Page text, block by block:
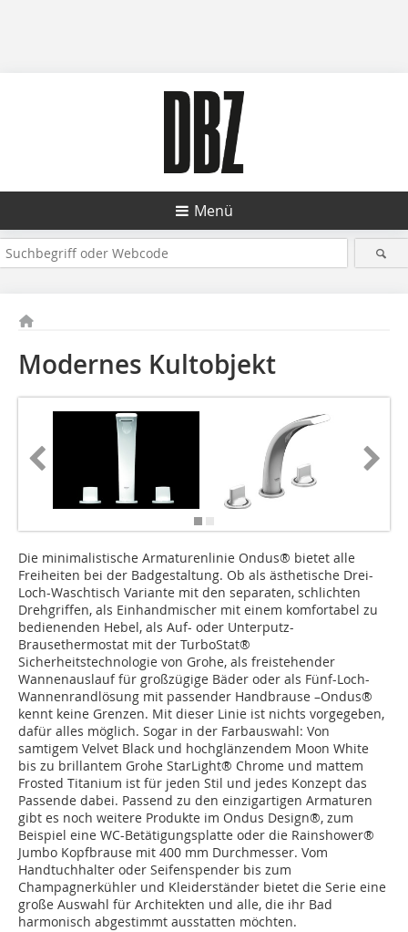
Menü
Modernes Kultobjekt
Die minimalistische Armaturenlinie Ondus® bietet alle
Freiheiten bei der Badgestaltung. Ob als ästhetische Drei-
Loch-Waschtisch Variante mit den separaten, schlichten
Drehgriffen, als Einhandmischer mit einem komfortabel zu
bedienenden Hebel, als Auf- oder Unterputz-
Brausethermostat mit der TurboStat®
Sicherheitstechnologie von Grohe, als freistehender
Wannenauslauf für großzügige Bäder oder als Fünf-Loch-
Wannenrandlösung mit passender Handbrause –Ondus®
kennt keine Grenzen. Mit dieser Linie ist nichts vorgegeben,
dafür alles möglich. Sogar in der Farbauswahl: Von
samtigem Velvet Black und hochglänzendem Moon White
bis zu brillantem Grohe StarLight® Chrome und mattem
Frosted Titanium ist für jeden Stil und jedes Konzept das
Passende dabei. Passend zu den einzigartigen Armaturen
gibt es noch weitere Produkte im Ondus Design®, zum
Beispiel eine WC-Betätigungsplatte oder die Rainshower®
Jumbo Kopfbrause mit 400 mm Durchmesser. Vom
Handtuchhalter oder Seifenspender bis zum
Champagnerkühler und Kleiderständer bietet die Serie eine
große Auswahl für Architekten und alle, die ihr Bad
harmonisch abgestimmt ausstatten möchten.